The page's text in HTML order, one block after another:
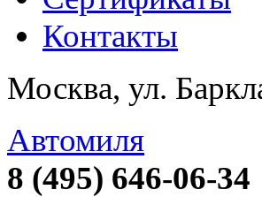
Контакты
Москва, ул.
Автомиля
8 (495) 646-06-34